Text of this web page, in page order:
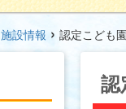
施設情報 › 認定こども